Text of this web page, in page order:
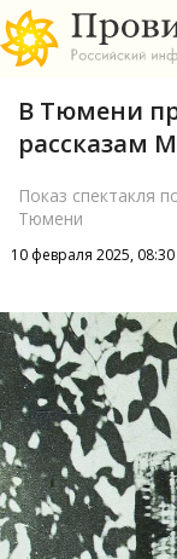
А
Б
В
В Тюмени
рассказам
Показ спектакля
Тюмени
10 февраля 2025, 08:30